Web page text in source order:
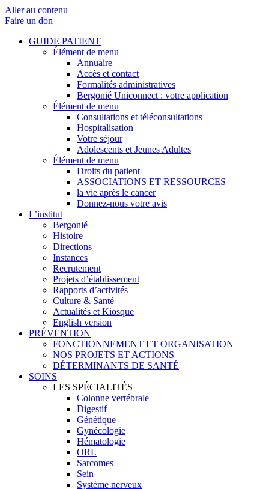
Aller au contenu
Faire un don
GUIDE PATIENT
Élément de menu
Annuaire
Accès et contact
Formalités administratives
Bergonié Uniconnect : votre application
Élément de menu
Consultations et téléconsultations
Hospitalisation
Votre séjour
Adolescents et Jeunes Adultes
Élément de menu
Droits du patient
ASSOCIATIONS ET RESSOURCES
la vie après le cancer
Donnez-nous votre avis
L’institut
Bergonié
Histoire
Directions
Instances
Recrutement
Projets d’établissement
Rapports d’activités
Culture & Santé
Actualités et Kiosque
English version
PRÉVENTION
FONCTIONNEMENT ET ORGANISATION
NOS PROJETS ET ACTIONS
DÉTERMINANTS DE SANTÉ
SOINS
LES SPÉCIALITÉS
Colonne vertébrale
Digestif
Génétique
Gynécologie
Hématologie
ORL
Sarcomes
Sein
Système nerveux